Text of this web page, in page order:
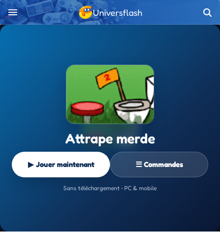
Universflash
Attrape merde
▶ Jouer maintenant ☰ Commandes
Sans téléchargement • PC & mobile